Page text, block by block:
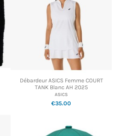
Débardeur ASICS Femme COURT
TANK Blanc AH 2025
ASICS
€35.00